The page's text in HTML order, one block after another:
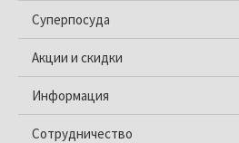
Суперпосуда
Акции и скидки
Информация
Сотрудничество